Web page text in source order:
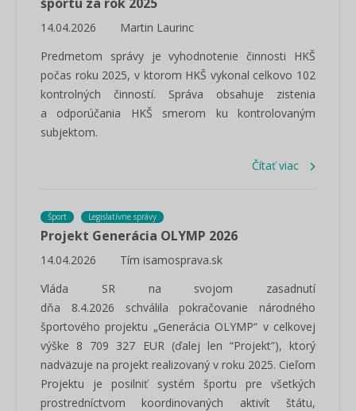
14.04.2026
Martin Laurinc
Predmetom správy je vyhodnotenie činnosti HKŠ
počas roku 2025, v ktorom HKŠ vykonal celkovo 102
kontrolných činností. Správa obsahuje zistenia
a odporúčania HKŠ smerom ku kontrolovaným
subjektom.
Čítať viac
Šport Legislatívne správy
Projekt Generácia OLYMP 2026
14.04.2026
Tím isamosprava.sk
Vláda SR na svojom zasadnutí
dňa 8.4.2026 schválila pokračovanie národného
športového projektu „Generácia OLYMP“ v celkovej
výške 8 709 327 EUR (ďalej len “Projekt”), ktorý
nadväzuje na projekt realizovaný v roku 2025. Cieľom
Projektu je posilniť systém športu pre všetkých
prostredníctvom koordinovaných aktivít štátu,